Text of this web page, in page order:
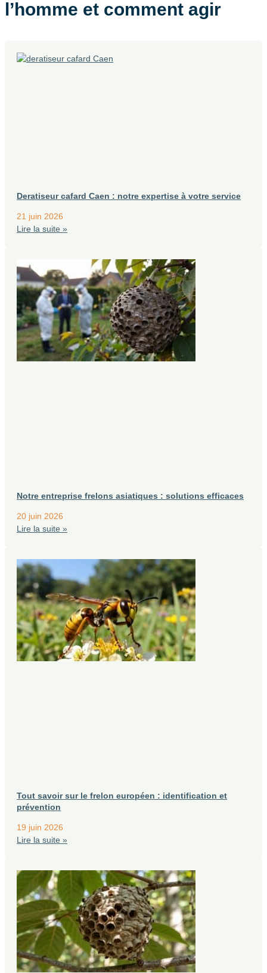
l’homme et comment agir
Deratiseur cafard Caen : notre expertise à votre service
21 juin 2026
Lire la suite »
Notre entreprise frelons asiatiques : solutions efficaces
20 juin 2026
Lire la suite »
Tout savoir sur le frelon européen : identification et
prévention
19 juin 2026
Lire la suite »